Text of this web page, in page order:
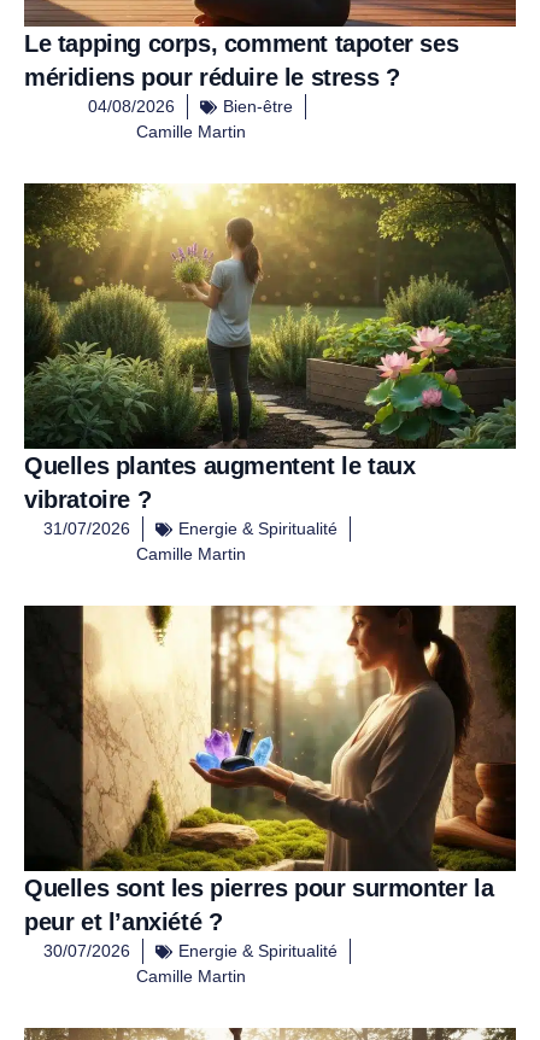
Le tapping corps, comment tapoter ses
méridiens pour réduire le stress ?
04/08/2026
Bien-être
Camille Martin
Quelles plantes augmentent le taux
vibratoire ?
31/07/2026
Energie & Spiritualité
Camille Martin
Quelles sont les pierres pour surmonter la
peur et l’anxiété ?
30/07/2026
Energie & Spiritualité
Camille Martin